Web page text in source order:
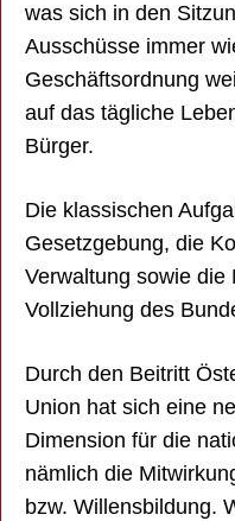
was sich in den
Ausschüsse immer
Geschäftsordnung
auf das tägliche
Bürger.
Die klassischen
Gesetzgebung, die
Verwaltung sowie die
Vollziehung des
Durch den Beitritt
Union hat sich eine
Dimension für die
nämlich die
bzw. Willensbildung.